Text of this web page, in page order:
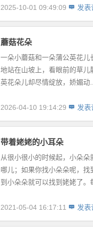
2025-10-01 09:49:09 发表
蘑菇花朵
一朵小蘑菇和一朵蒲公英花儿
地站在山坡上，看眼前的草
英花朵儿却尽情绽放，娇媚动...
2026-04-10 19:14:29 发表
带着姥姥的小耳朵
从很小很小的时候起，小朵
哪儿；如果你找小朵朵呢，
到小朵朵就可以找到姥姥了。
2021-05-04 16:17:11 发表